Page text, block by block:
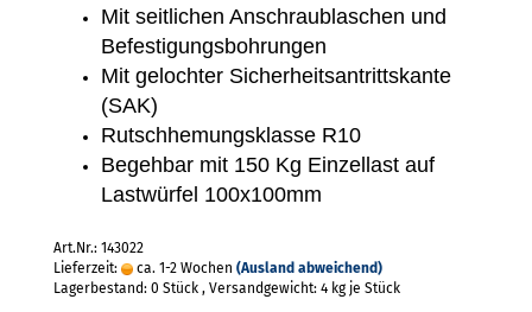
Mit seitlichen Anschraublaschen und
Befestigungsbohrungen
Mit gelochter Sicherheitsantrittskante
(SAK)
Rutschhemungsklasse R10
Begehbar mit 150 Kg Einzellast auf
Lastwürfel 100x100mm
Art.Nr.: 143022
Lieferzeit:
ca. 1-2 Wochen (Ausland abweichend)
Lagerbestand: 0 Stück , Versandgewicht: 4 kg je Stück